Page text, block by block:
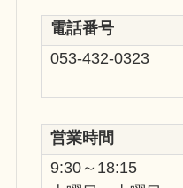
電話番号
053-432-0323
営業時間
9:30～18:15